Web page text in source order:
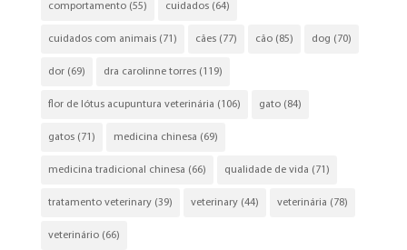
comportamento(55) cuidados(64)
cuidados com animais(71) cães(77) cão(85) dog (70)
dor(69) dra carolinne torres(119)
flor de lótus acupuntura veterinária (106) gato(84)
gatos(71) medicina chinesa (69)
medicina tradicional chinesa (66) qualidade de vida (71)
tratamento veterinary(39) veterinary(44) veterinária (78)
veterinário(66)